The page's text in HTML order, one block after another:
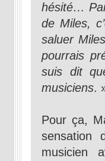
hésité…
de Miles,
saluer
pourrais
suis dit
musiciens.
Pour ça,
sensation
musicien